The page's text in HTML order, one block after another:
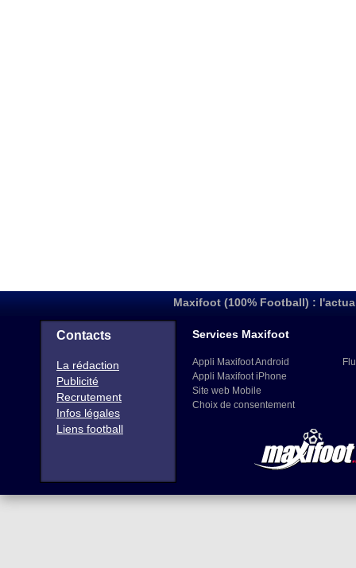
Maxifoot (100% Football) :
Contacts
La rédaction
Publicité
Recrutement
Infos légales
Liens football
Services Maxifoot
Appli Maxifoot Android
Appli Maxifoot iPhone
Site web Mobile
Choix de consentement